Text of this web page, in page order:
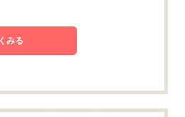
みる